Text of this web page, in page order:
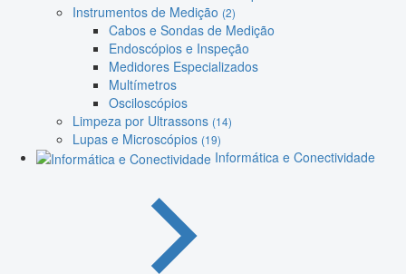
Instrumentos de Medição (2)
Cabos e Sondas de Medição
Endoscópios e Inspeção
Medidores Especializados
Multímetros
Osciloscópios
Limpeza por Ultrassons (14)
Lupas e Microscópios (19)
Informática e Conectividade